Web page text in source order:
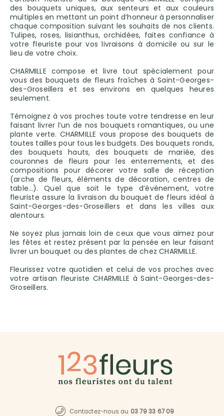
des bouquets uniques, aux senteurs et aux couleurs
multiples en mettant un point d’honneur à personnaliser
chaque composition suivant les souhaits de nos clients.
Tulipes, roses, lisianthus, orchidées, faites confiance à
votre fleuriste pour vos livraisons à domicile ou sur le
lieu de votre choix.
CHARMILLE compose et livre tout spécialement pour
vous des bouquets de fleurs fraîches à Saint-Georges-
des-Groseillers et ses environs en quelques heures
seulement.
Témoignez à vos proches toute votre tendresse en leur
faisant livrer l’un de nos bouquets romantiques, ou une
plante verte. CHARMILLE vous propose des bouquets de
toutes tailles pour tous les budgets. Des bouquets ronds,
des bouquets hauts, des bouquets de mariée, des
couronnes de fleurs pour les enterrements, et des
compositions pour décorer votre salle de réception
(arche de fleurs, éléments de décoration, centres de
table…). Quel que soit le type d’événement, votre
fleuriste assure la livraison du bouquet de fleurs idéal à
Saint-Georges-des-Groseillers et dans les villes aux
alentours.
Ne soyez plus jamais loin de ceux que vous aimez pour
les fêtes et restez présent par la pensée en leur faisant
livrer un bouquet ou des plantes de chez CHARMILLE.
Fleurissez votre quotidien et celui de vos proches avec
votre artisan fleuriste CHARMILLE à Saint-Georges-des-
Groseillers.
Contactez-nous au 03 79 33 67 09